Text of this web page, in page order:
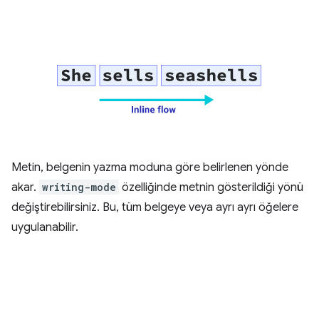
Metin, belgenin yazma moduna göre belirlenen yönde
akar. writing-mode özelliğinde metnin gösterildiği yönü
değiştirebilirsiniz. Bu, tüm belgeye veya ayrı ayrı öğelere
uygulanabilir.